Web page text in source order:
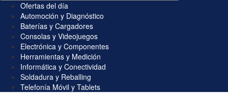
Ofertas del día
Automoción y Diagnóstico
Baterías y Cargadores
Consolas y Videojuegos
Electrónica y Componentes
Herramientas y Medición
Informática y Conectividad
Soldadura y Reballing
Telefonía Móvil y Tablets